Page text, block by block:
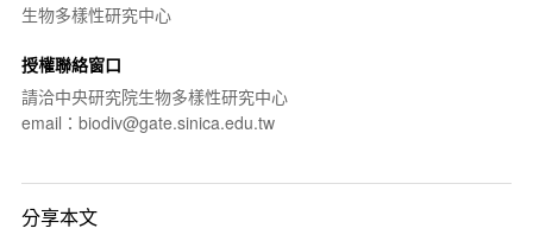
生物多樣性研究中心
授權聯絡窗口
請洽中央研究院生物多樣性研究中心
email：biodiv@gate.sinica.edu.tw
分享本文